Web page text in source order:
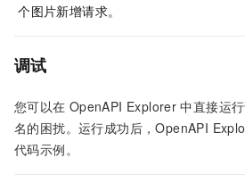
个图片新增请求。
调试
您可以在 OpenAPI Explorer 中直接运
名的困扰。运行成功后，OpenAPI
代码示例。